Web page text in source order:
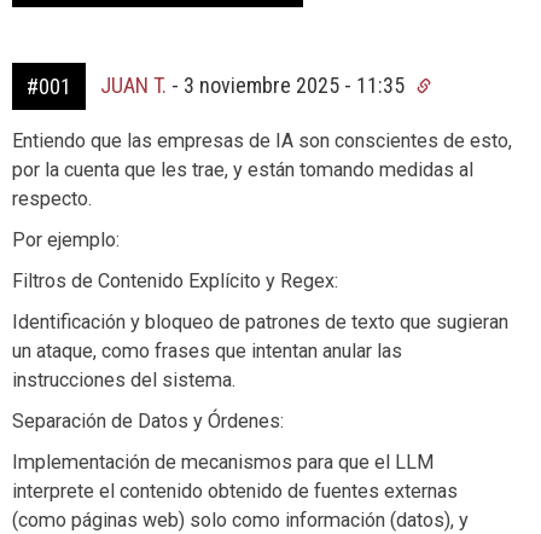
#001 JUAN T. - 3 noviembre 2025 - 11:35
Entiendo que las empresas de IA son conscientes de esto,
por la cuenta que les trae, y están tomando medidas al
respecto.
Por ejemplo:
Filtros de Contenido Explícito y Regex:
Identificación y bloqueo de patrones de texto que sugieran
un ataque, como frases que intentan anular las
instrucciones del sistema.
Separación de Datos y Órdenes:
Implementación de mecanismos para que el LLM
interprete el contenido obtenido de fuentes externas
(como páginas web) solo como información (datos), y